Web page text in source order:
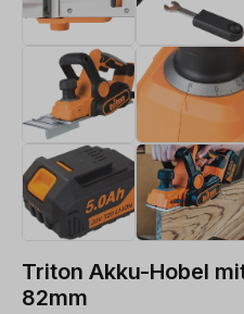
Triton Akku-Hobel
82mm